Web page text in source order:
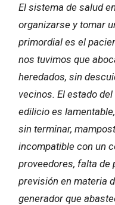
El sistema de salud
organizarse y tomar
primordial es el
nos tuvimos que
heredados, sin
vecinos. El estado
edilicio es
sin terminar,
incompatible con un
proveedores, falta de
previsión en materia
generador que